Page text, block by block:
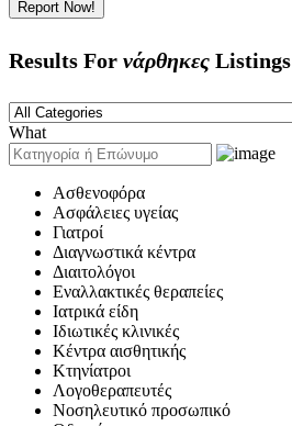
Report Now!
Results For νάρθηκες Listings
What
Ασθενοφόρα
Ασφάλειες υγείας
Γιατροί
Διαγνωστικά κέντρα
Διαιτολόγοι
Εναλλακτικές θεραπείες
Ιατρικά είδη
Ιδιωτικές κλινικές
Κέντρα αισθητικής
Κτηνίατροι
Λογοθεραπευτές
Νοσηλευτικό προσωπικό